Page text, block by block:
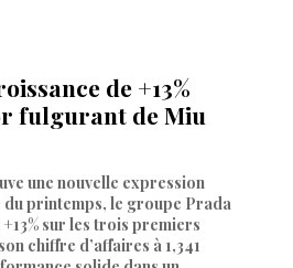
de +13%
fulgurant de Miu
une nouvelle expression
du printemps, le groupe Prada
sur les trois premiers
chiffre d’affaires à 1,341